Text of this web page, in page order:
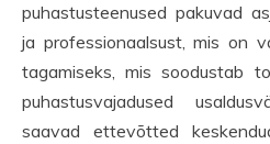
puhastusteenused pakuvad
ja professionaalsust, mis on
tagamiseks, mis soodustab
puhastusvajadused
saavad ettevõtted